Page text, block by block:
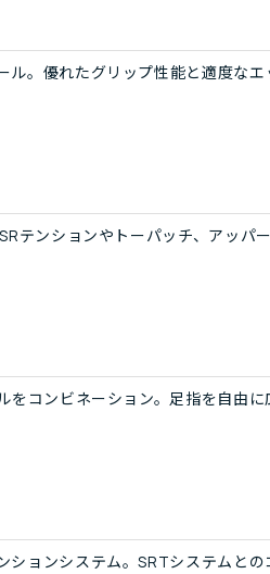
。優れたグリップ性能と適度なエ
テンションやトーパッチ、アッパ
コンビネーション。足指を自由
ョンシステム。SRTシステムと